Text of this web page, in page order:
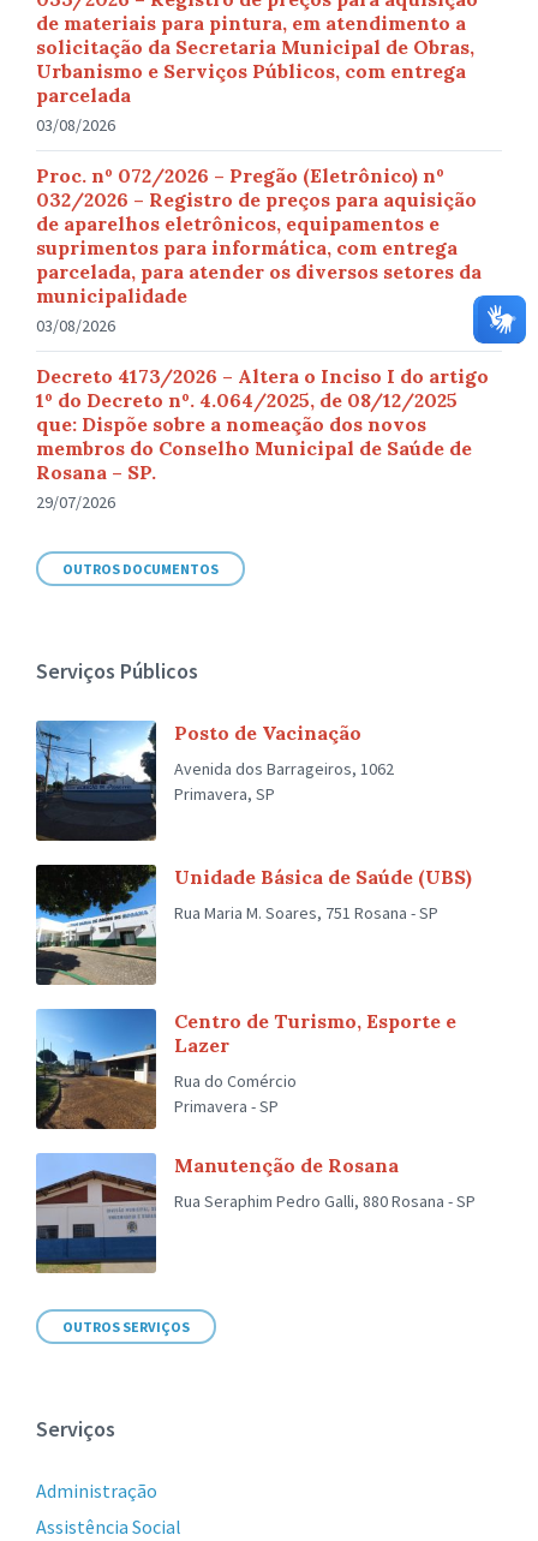
de materiais para pintura, em atendimento a
solicitação da Secretaria Municipal de Obras,
Urbanismo e Serviços Públicos, com entrega
parcelada
03/08/2026
Proc. nº 072/2026 – Pregão (Eletrônico) nº
032/2026 – Registro de preços para aquisição
de aparelhos eletrônicos, equipamentos e
suprimentos para informática, com entrega
parcelada, para atender os diversos setores da
municipalidade
03/08/2026
Decreto 4173/2026 – Altera o Inciso I do artigo
1º do Decreto nº. 4.064/2025, de 08/12/2025
que: Dispõe sobre a nomeação dos novos
membros do Conselho Municipal de Saúde de
Rosana – SP.
29/07/2026
OUTROS DOCUMENTOS
Serviços Públicos
Posto de Vacinação
Avenida dos Barrageiros, 1062
Primavera, SP
Unidade Básica de Saúde (UBS)
Rua Maria M. Soares, 751 Rosana - SP
Centro de Turismo, Esporte e
Lazer
Rua do Comércio
Primavera - SP
Manutenção de Rosana
Rua Seraphim Pedro Galli, 880 Rosana - SP
OUTROS SERVIÇOS
Serviços
Administração
Assistência Social